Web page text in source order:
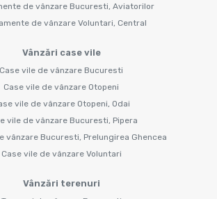
de vânzare Bucuresti, Aviatorilor
de vânzare Voluntari, Central
Vânzări case vile
Case vile de vânzare Bucuresti
Case vile de vânzare Otopeni
vile de vânzare Otopeni, Odai
vile de vânzare Bucuresti, Pipera
vânzare Bucuresti, Prelungirea Ghencea
Case vile de vânzare Voluntari
Vânzări terenuri